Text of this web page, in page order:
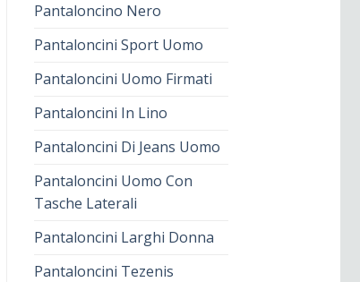
Pantaloncino Nero
Pantaloncini Sport Uomo
Pantaloncini Uomo Firmati
Pantaloncini In Lino
Pantaloncini Di Jeans Uomo
Pantaloncini Uomo Con
Tasche Laterali
Pantaloncini Larghi Donna
Pantaloncini Tezenis